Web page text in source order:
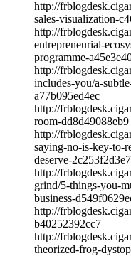
http://
sales-visualization-
http://
entrepreneurial-
programme-
http://
includes-you/a-
a77b095ed4ec
http://
room-dd8d49088eb9
http://
saying-no-is-key-to-
deserve-
http://
grind/5-things-you-
business-
http://
b40252392cc7
http://
theorized-frog-